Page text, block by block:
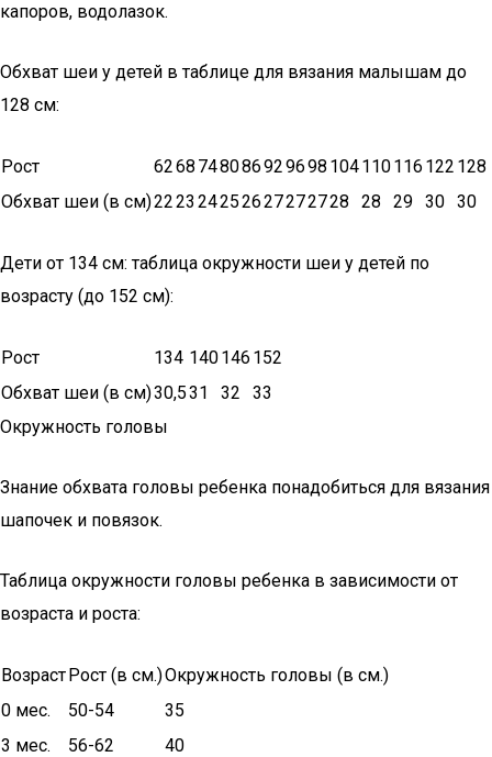
капоров, водолазок.
Обхват шеи у детей в таблице для вязания малышам до
128 см:
Рост 6268 748086929698 104110116 122 128
Обхват шеи (в см)2223 24252627272728 28 29 30 30
Дети от 134 см: таблица окружности шеи у детей по
возрасту (до 152 см):
Рост 134 140146 152
Обхват шеи (в см)30,531 32
33
Окружность головы
Знание обхвата головы ребенка понадобиться для вязания
шапочек и повязок.
Таблица окружности головы ребенка в зависимости от
возраста и роста:
ВозрастРост (в см.)Окружность головы (в см.)
0 мес.
50-54
35
3 мес.
56-62
40